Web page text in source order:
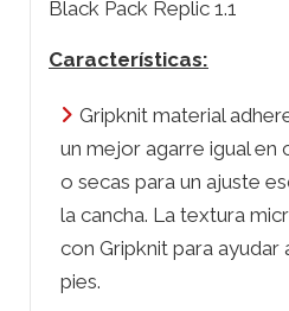
Black Pack Replic 1.1
Características:
Gripknit material
un mejor agarre igual en
o secas para un ajuste
la cancha. La textura
con Gripknit para ayudar
pies.